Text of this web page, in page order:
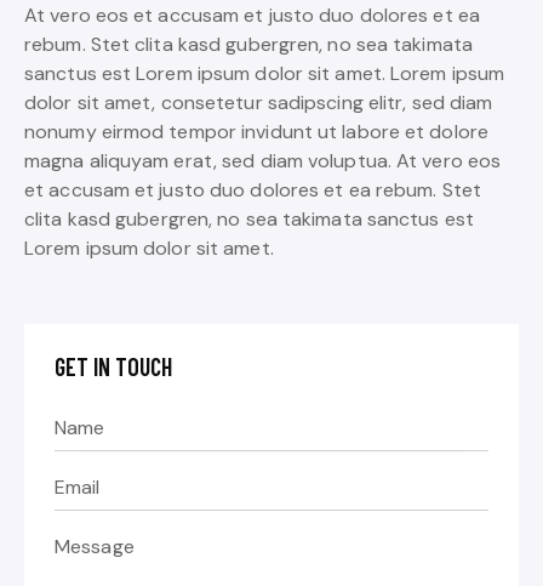
At vero eos et accusam et justo duo dolores et ea
rebum. Stet clita kasd gubergren, no sea takimata
sanctus est Lorem ipsum dolor sit amet. Lorem ipsum
dolor sit amet, consetetur sadipscing elitr, sed diam
nonumy eirmod tempor invidunt ut labore et dolore
magna aliquyam erat, sed diam voluptua. At vero eos
et accusam et justo duo dolores et ea rebum. Stet
clita kasd gubergren, no sea takimata sanctus est
Lorem ipsum dolor sit amet.
GET IN TOUCH